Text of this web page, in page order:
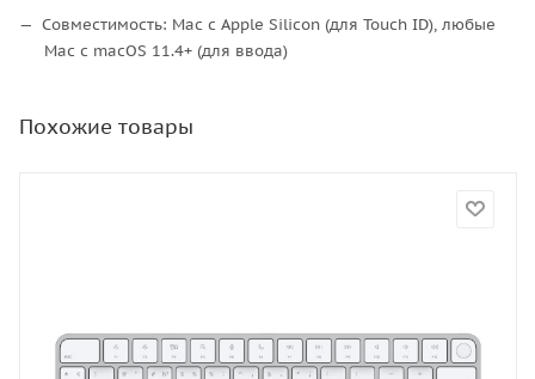
Совместимость: Mac с Apple Silicon (для Touch ID), любые
Mac с macOS 11.4+ (для ввода)
Похожие товары